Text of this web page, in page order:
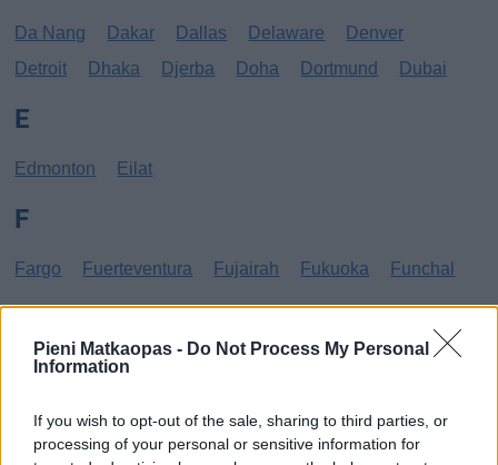
Pieni Matkaopas - Do Not Process My Personal
Information
If you wish to opt-out of the sale, sharing to third parties, or
processing of your personal or sensitive information for
Da Nang Dakar Dallas Delaware
Denver
Detroit
Dhaka Djerba Doha Dortmund Dubai
E
Edmonton Eilat
F
Fargo Fuerteventura Fujairah Fukuoka Funchal
Gibraltar Gran Canaria